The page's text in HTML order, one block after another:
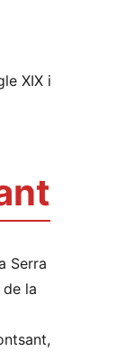
XIX i
Serra
la